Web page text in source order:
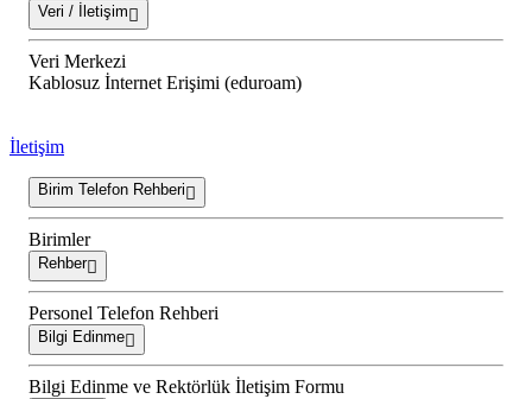
Veri / İletişim
Veri Merkezi
Kablosuz İnternet Erişimi (eduroam)
İletişim
Birim Telefon Rehberi
Birimler
Rehber
Personel Telefon Rehberi
Bilgi Edinme
Bilgi Edinme ve Rektörlük İletişim Formu